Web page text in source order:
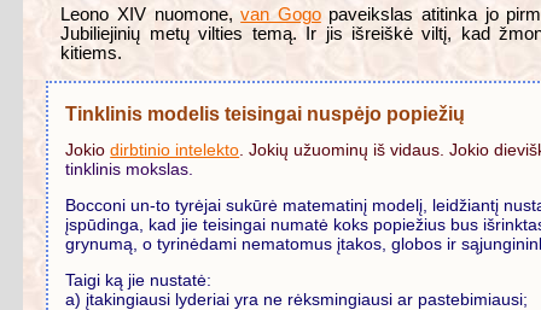
Leono XIV nuomone,van Gogopaveikslas atitinka jo
Jubiliejinių metų vilties temą. Ir jis išreiškė viltį, kad
kitiems.
Tinklinis modelis teisingai nuspėjo popiežių
Jokiodirbtinio intelekto . Jokių užuominų iš vidaus. Jokio
tinklinis mokslas.
Bocconi un-to tyrėjai sukūrė matematinį modelį, leidžiantį
įspūdinga, kad jie teisingai numatė koks popiežius bus
grynumą, o tyrinėdami nematomus įtakos, globos ir
Taigi ką jie nustatė:
a) įtakingiausi lyderiai yra ne rėksmingiausi ar pastebimiausi;